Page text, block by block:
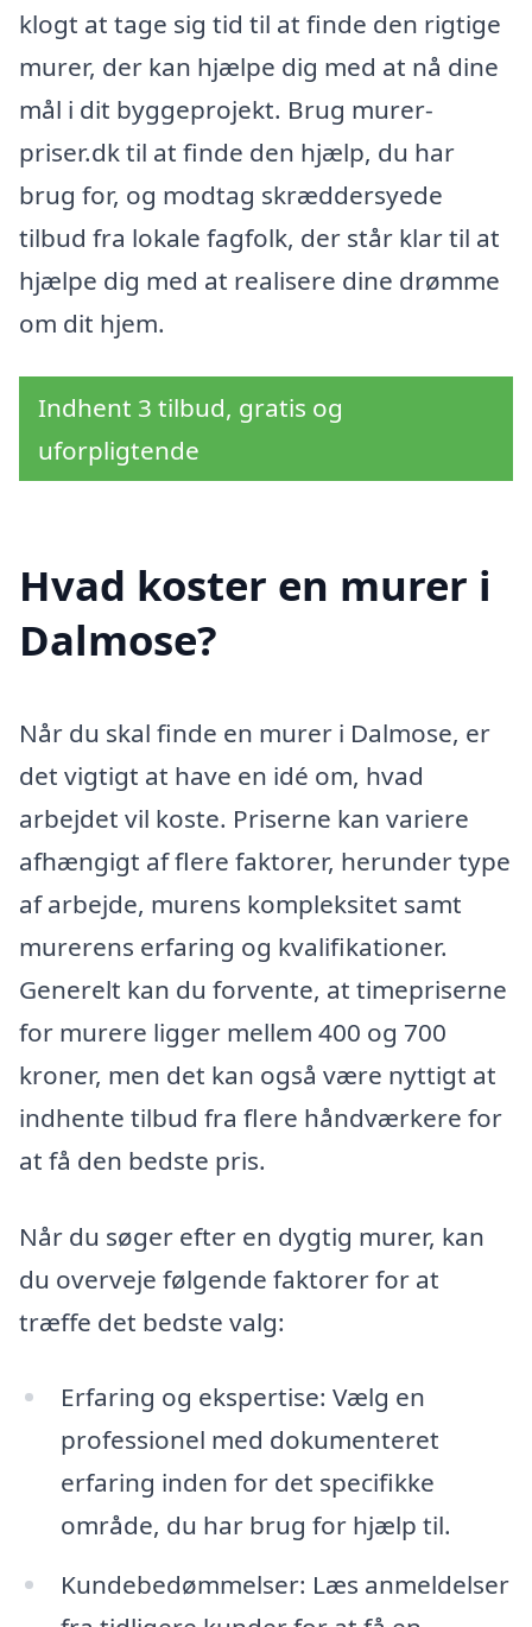
klogt at tage sig tid til at finde den rigtige
murer, der kan hjælpe dig med at nå dine
mål i dit byggeprojekt. Brug murer-
priser.dk til at finde den hjælp, du har
brug for, og modtag skræddersyede
tilbud fra lokale fagfolk, der står klar til at
hjælpe dig med at realisere dine drømme
om dit hjem.
Indhent 3 tilbud, gratis og
uforpligtende
Hvad koster en murer i
Dalmose?
Når du skal finde en murer i Dalmose, er
det vigtigt at have en idé om, hvad
arbejdet vil koste. Priserne kan variere
afhængigt af flere faktorer, herunder type
af arbejde, murens kompleksitet samt
murerens erfaring og kvalifikationer.
Generelt kan du forvente, at timepriserne
for murere ligger mellem 400 og 700
kroner, men det kan også være nyttigt at
indhente tilbud fra flere håndværkere for
at få den bedste pris.
Når du søger efter en dygtig murer, kan
du overveje følgende faktorer for at
træffe det bedste valg:
Erfaring og ekspertise: Vælg en
professionel med dokumenteret
erfaring inden for det specifikke
område, du har brug for hjælp til.
Kundebedømmelser: Læs anmeldelser